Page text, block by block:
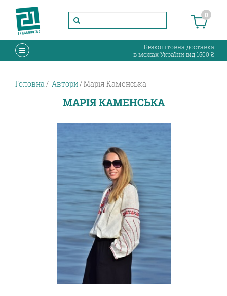
0
Безкоштовна доставка
в межах України від 1500 ₴
Головна Автори Марія Каменська
МАРІЯ КАМЕНСЬКА